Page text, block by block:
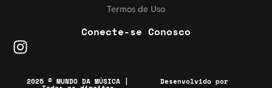
Termos de Uso
Conecte-se Conosco
2025 © MUNDO DA MÚSICA | Desenvolvido por